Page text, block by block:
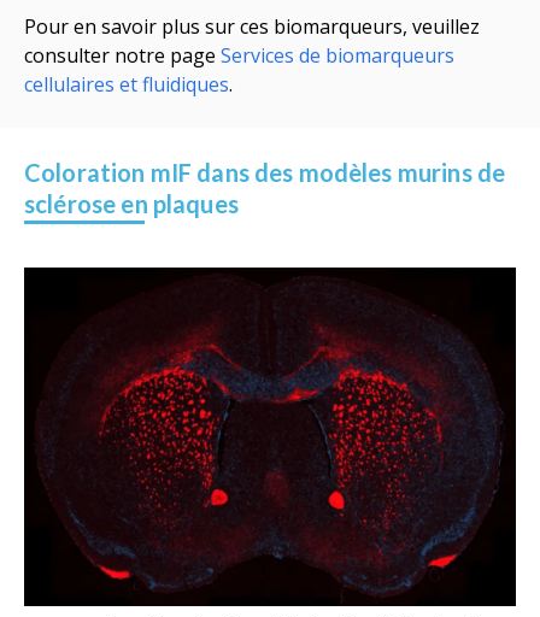
Pour en savoir plus sur ces biomarqueurs, veuillez
consulter notre page Services de biomarqueurs
cellulaires et fluidiques.
Coloration mIF dans des modèles murins de
sclérose en plaques